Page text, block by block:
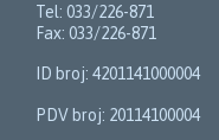
Tel: 033/226-871
Fax: 033/226-871
ID broj: 4201141000004
PDV broj: 20114100004